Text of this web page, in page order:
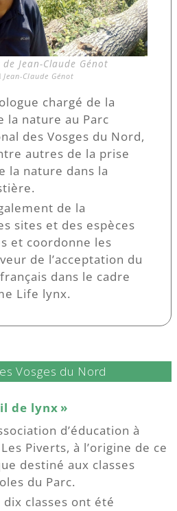
Jean-Claude Génot
Jean-Claude Génot
chargé de la
la nature au Parc
des Vosges du Nord,
autres de la prise
la nature dans la
de la
sites et des espèces
et coordonne les
de l’acceptation du
dans le cadre
Life lynx.
Vosges du Nord
de lynx »
d’éducation à
Piverts, à l’origine de ce
destiné aux classes
du Parc.
classes ont été